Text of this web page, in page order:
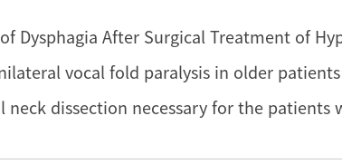
Dysphagia After Surgical Treatment of